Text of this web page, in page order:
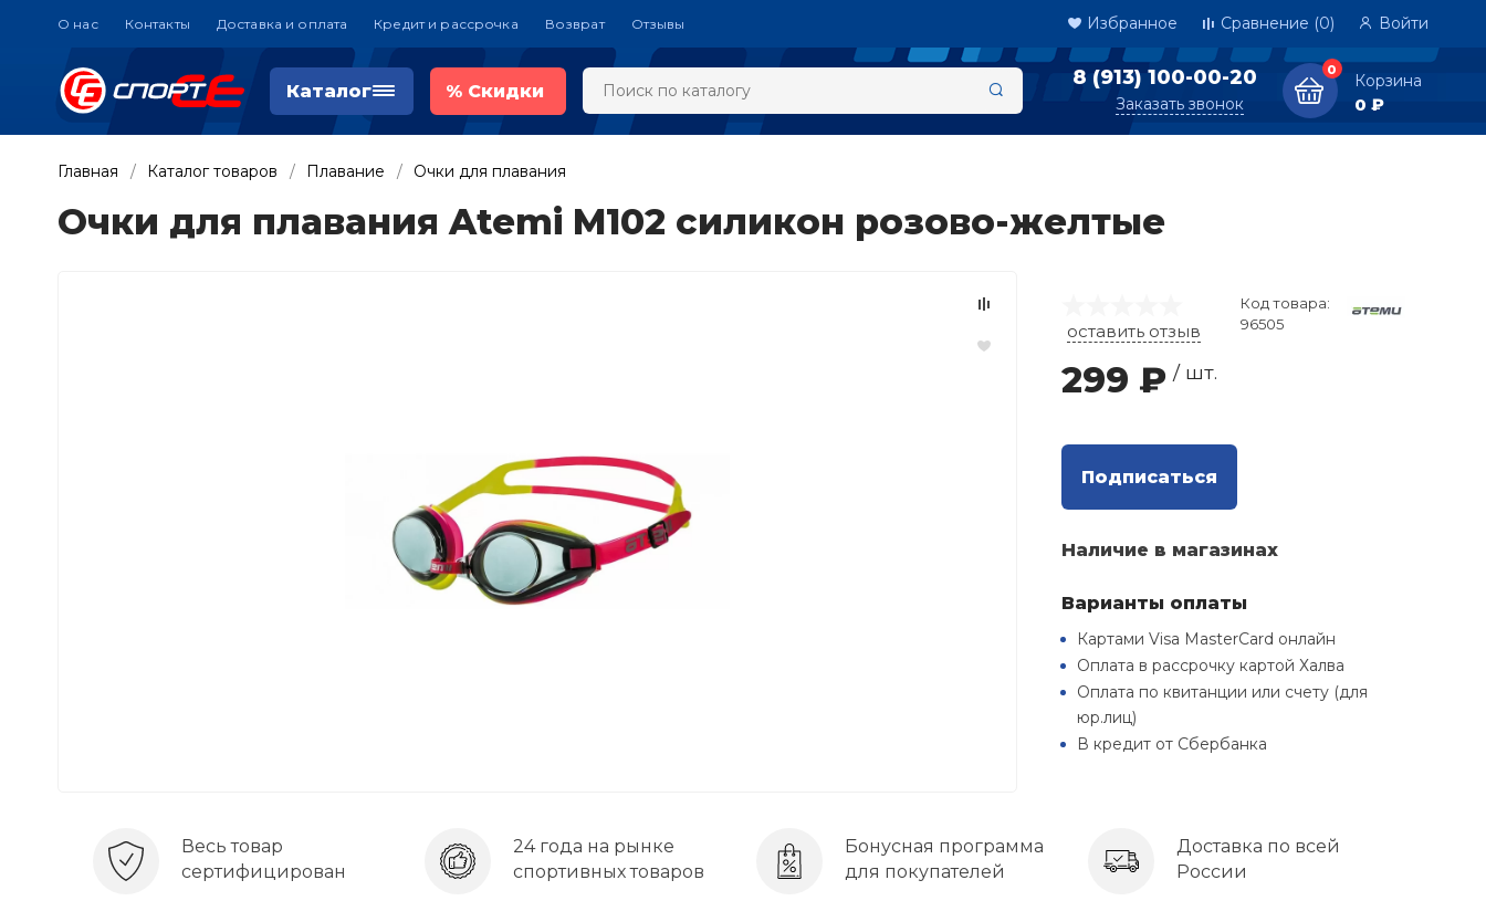
О нас Контакты Доставка и оплата Кредит и рассрочка Возврат Отзывы Избранное Сравнение (0) Войти
Каталог % Скидки
8 (913) 100-00-20
Заказать звонок
0
Корзина
0 ₽
Главная Каталог товаров Плавание Очки для плавания
Очки для плавания Atemi M102 силикон розово-желтые
оставить отзыв
Код товара:
96505
299 ₽ / шт.
Подписаться
Наличие в магазинах
Варианты оплаты
Картами Visa MasterCard онлайн
Оплата в рассрочку картой Халва
Оплата по квитанции или счету (для
юр.лиц)
В кредит от Сбербанка
Весь товар
сертифицирован
24 года на рынке
спортивных товаров
Бонусная программа
для покупателей
Доставка по всей
России